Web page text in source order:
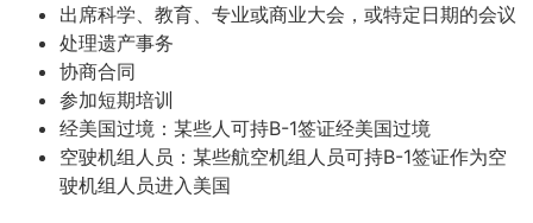
出席科学、教育、专业或商业大会，或特定日期的会议
处理遗产事务
协商合同
参加短期培训
经美国过境：某些人可持B-1签证经美国过境
空驶机组人员：某些航空机组人员可持B-1签证作为空
驶机组人员进入美国